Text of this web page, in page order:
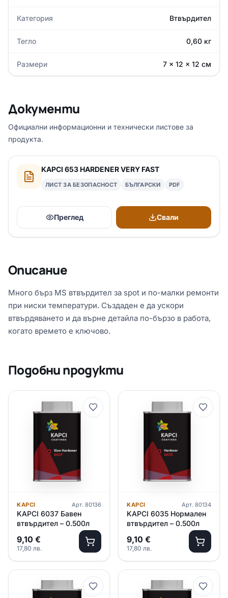
Категория Втвърдител
Тегло 0,60 кг
Размери 7 × 12 × 12 см
Документи
Официални информационни и технически листове за
продукта.
KAPCI 653 HARDENER VERY FAST
ЛИСТ ЗА БЕЗОПАСНОСТ БЪЛГАРСКИ PDF
Преглед Свали
Описание
Много бърз MS втвърдител за spot и по-малки ремонти
при ниски температури. Създаден е да ускори
втвърдяването и да върне детайла по-бързо в работа,
когато времето е ключово.
Подобни продукти
KAPCI Арт. 80136
KAPCI 6037 Бавен
втвърдител – 0.500л
9,10 €
17,80 лв.
KAPCI Арт. 80134
KAPCI 6035 Нормален
втвърдител – 0.500л
9,10 €
17,80 лв.